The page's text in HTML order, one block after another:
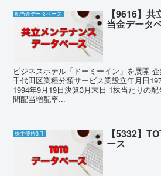
配当金データベース 【9616】
当金データ
ビジネスホテル「ドーミーイン」を展開
千代田区業種分類サービス業設立年月日
1994年9月19日決算3月末日 1株当たりの
間配当増配率...
株主優待3月 【5332】
ース